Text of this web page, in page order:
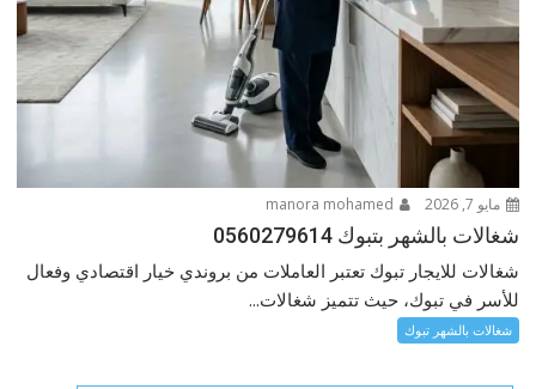
مايو 7, 2026
شغالات بالشهر بتبوك 0560279614
شغالات للايجار تبوك تعتبر العاملات من بروندي خيار اقتصادي وفعال
للأسر في تبوك، حيث تتميز شغالات...
شغالات بالشهر تبوك